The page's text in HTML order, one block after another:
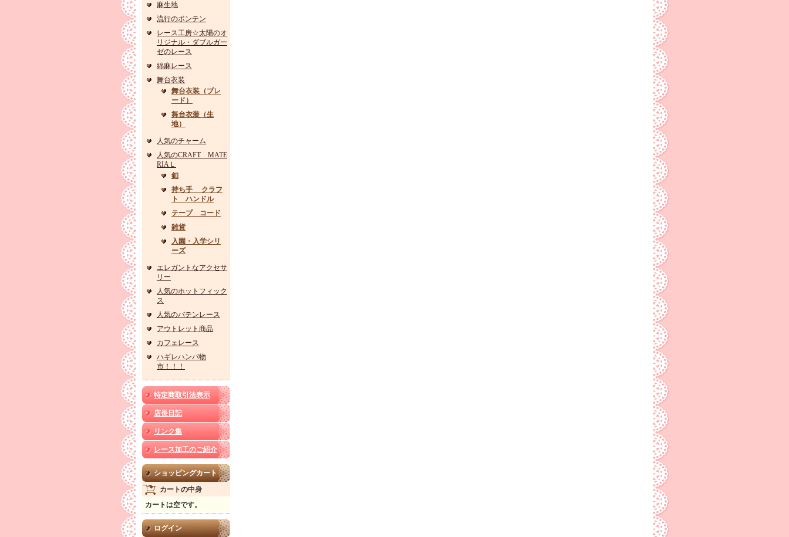
麻生地
流行のボンテン
レース工房☆太陽のオ
リジナル・ダブルガー
ゼのレース
綿麻レース
舞台衣装
舞台衣装（ブレ
ード）
舞台衣装（生
地）
人気のチャーム
人気のCRAFT MATE
RIAＬ
釦
持ち手 クラフ
ト ハンドル
テープ コード
雑貨
入園・入学シリ
ーズ
エレガントなアクセサ
リー
人気のホットフィック
ス
人気のバテンレース
アウトレット商品
カフェレース
ハギレハンパ物
市！！！
特定商取引法表示
店長日記
リンク集
レース加工のご紹介
ショッピングカート
カートの中身
カートは空です。
ログイン